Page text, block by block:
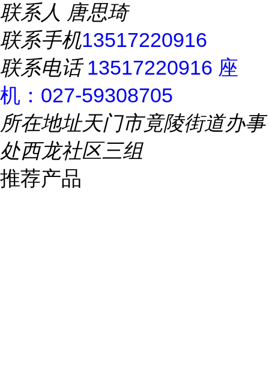
联系人 唐思琦
联系手机13517220916
联系电话13517220916 座
机：027-59308705
所在地址天门市竟陵街道办事
处西龙社区三组
推荐产品